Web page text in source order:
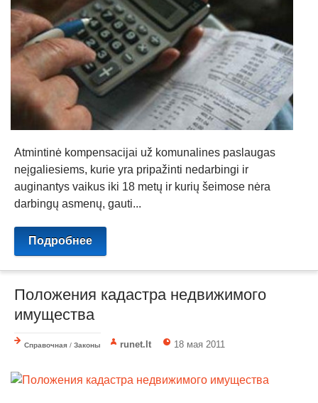
Atmintinė kompensacijai už komunalines paslaugas
neįgaliesiems, kurie yra pripažinti nedarbingi ir
auginantys vaikus iki 18 metų ir kurių šeimose nėra
darbingų asmenų, gauti...
Подробнее
Положения кадастра недвижимого
имущества
Справочная / Законы runet.lt 18 мая 2011